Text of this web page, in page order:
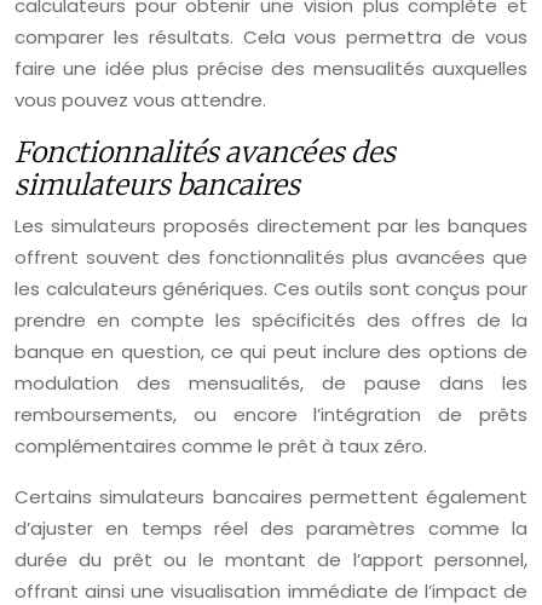
comparer les résultats. Cela vous permettra de vous
faire une idée plus précise des mensualités auxquelles
vous pouvez vous attendre.
Fonctionnalités avancées des
simulateurs bancaires
Les simulateurs proposés directement par les banques
offrent souvent des fonctionnalités plus avancées que
les calculateurs génériques. Ces outils sont conçus pour
prendre en compte les spécificités des offres de la
banque en question, ce qui peut inclure des options de
modulation des mensualités, de pause dans les
remboursements, ou encore l’intégration de prêts
complémentaires comme le prêt à taux zéro.
Certains simulateurs bancaires permettent également
d’ajuster en temps réel des paramètres comme la
durée du prêt ou le montant de l’apport personnel,
offrant ainsi une visualisation immédiate de l’impact de